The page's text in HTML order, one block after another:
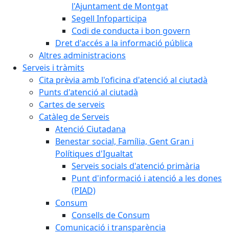
l'Ajuntament de Montgat
Segell Infoparticipa
Codi de conducta i bon govern
Dret d'accés a la informació pública
Altres administracions
Serveis i tràmits
Cita prèvia amb l'oficina d'atenció al ciutadà
Punts d'atenció al ciutadà
Cartes de serveis
Catàleg de Serveis
Atenció Ciutadana
Benestar social, Família, Gent Gran i
Polítiques d'Igualtat
Serveis socials d'atenció primària
Punt d'informació i atenció a les dones
(PIAD)
Consum
Consells de Consum
Comunicació i transparència